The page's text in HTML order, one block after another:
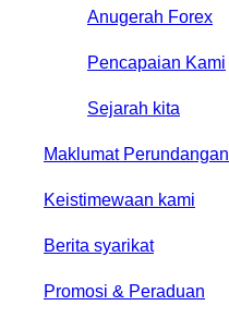
Anugerah Forex
Pencapaian Kami
Sejarah kita
Maklumat Perundangan
Keistimewaan kami
Berita syarikat
Promosi & Peraduan